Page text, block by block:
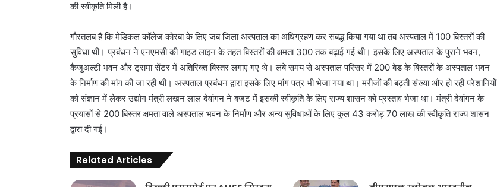
की स्वीकृति मिली है।
गौरतलब है कि मेडिकल कॉलेज कोरबा के लिए जब जिला अस्पताल का अधिग्रहण कर संबद्ध किया गया था तब अस्पताल में 100 बिस्तरों की
सुविधा थी। प्रबंधन ने एनएमसी की गाइड लाइन के तहत बिस्तरों की क्षमता 300 तक बढ़ाई गई थी। इसके लिए अस्पताल के पुराने भवन,
कैजुअल्टी भवन और ट्रामा सेंटर में अतिरिक्त बिस्तर लगाए गए थे। लंबे समय से अस्पताल परिसर में 200 बेड के बिस्तरों के अस्पताल भवन
के निर्माण की मांग की जा रही थी। अस्पताल प्रबंधन द्वारा इसके लिए मांग पत्र भी भेजा गया था। मरीजों की बढ़ती संख्या और हो रही परेशानियों
को संज्ञान में लेकर उद्योग मंत्री लखन लाल देवांगन ने बजट में इसकी स्वीकृति के लिए राज्य शासन को प्रस्ताव भेजा था। मंत्री देवांगन के
प्रयासों से 200 बिस्तर क्षमता वाले अस्पताल भवन के निर्माण और अन्य सुविधाओं के लिए कुल 43 करोड़ 70 लाख की स्वीकृति राज्य शासन
द्वारा दी गई।
Related Articles